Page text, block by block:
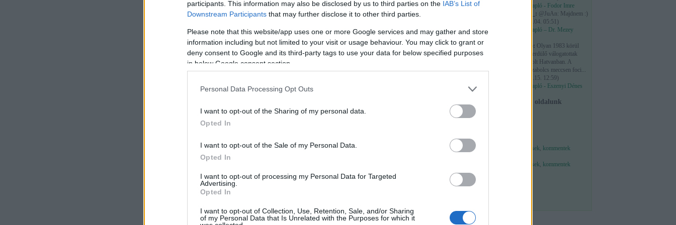
participants. This information may also be disclosed by us to third parties on the IAB’s List of
Downstream Participants that may further disclose it to other third parties.
Please note that this website/app uses one or more Google services and may gather and store
information including but not limited to your visit or usage behaviour. You may click to grant or
deny consent to Google and its third-party tags to use your data for below specified purposes
in below Google consent section.
Personal Data Processing Opt Outs
I want to opt-out of the Sharing of my personal data.
Opted In
I want to opt-out of the Sale of my Personal Data.
Opted In
I want to opt-out of processing my Personal Data for Targeted
Advertising.
Opted In
I want to opt-out of Collection, Use, Retention, Sale, and/or Sharing
of my Personal Data that Is Unrelated with the Purposes for which it
Osztálynapló - Fodor Imre
maribor_: @JuAn: Majdnem :)
2026.03.04. 05:51 )
Osztálynapló – Dr. Mezey
szabzero: Olyan 1983 körül
megyei serdülő válogatottak
tornája volt Hatvanban. A
Heves-Szabolcs meccsen foci...
2026.01.15. 12:59)
Osztálynapló - Eszenyi Dénes
Facebook oldalunk
bejegyzések, kommentek
bejegyzések, kommentek
Az ötvenedik válogatott mérkőzésén szereplőBene Ferenccelcsapatkapitányként cserél zászlót és virágcsokrot az 1971-es
budapesti Eb-selejtező előtt